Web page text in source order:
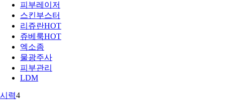
피부레이저
스킨부스터
리쥬란HOT
쥬베룩HOT
엑소좀
물광주사
피부관리
LDM
시력4